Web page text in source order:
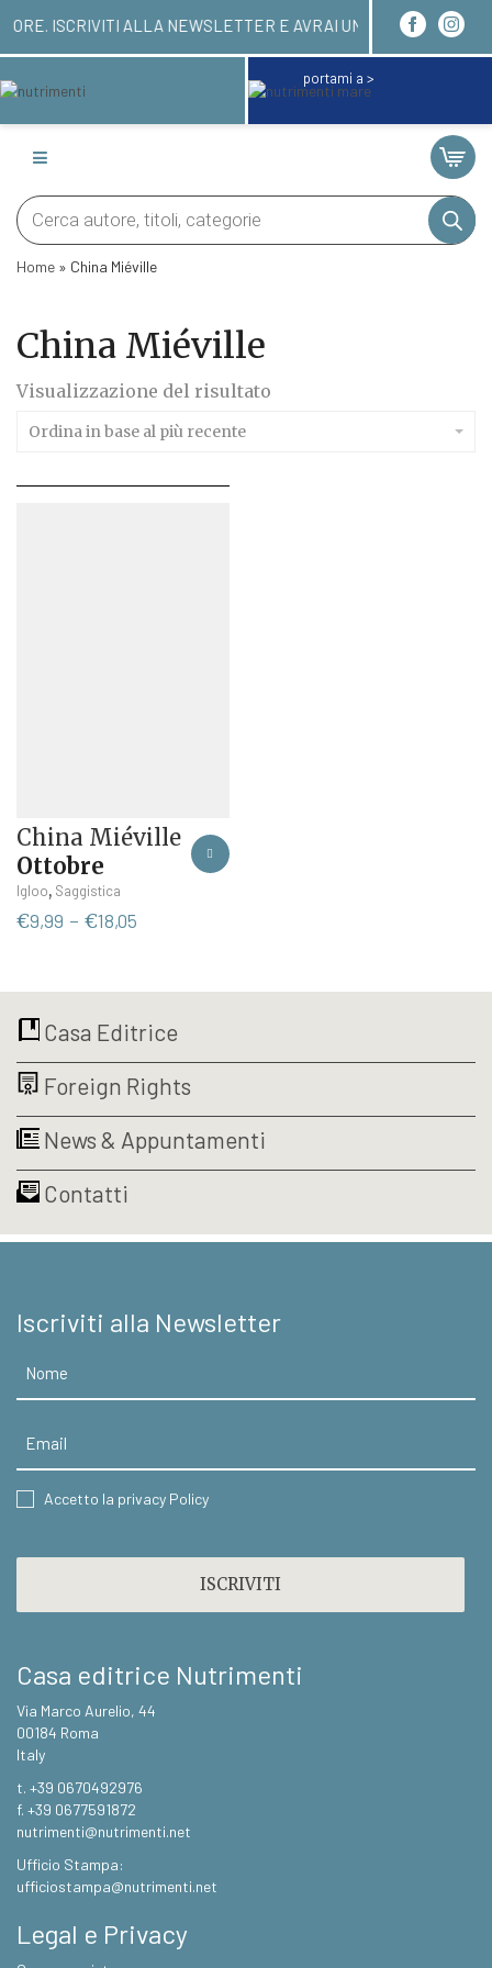
ENTRO 24/48 ORE. ISCRIVITI ALLA
portami a >
Products
search
Home » China Miéville
China Miéville
Visualizzazione del risultato
Ordina in base al più recente
China Miéville
Ottobre
Igloo, Saggistica
prodotto
opzioni
possono
essere
nella
pagina
prodotto
€9,99 - €18,05
da
a
€18,05
Casa Editrice
Foreign Rights
News & Appuntamenti
Contatti
Iscriviti alla Newsletter
CONSENT
Accetto la privacy Policy
Casa editrice Nutrimenti
Via Marco Aurelio, 44
00184 Roma
Italy
t. +39 0670492976
f. +39 0677591872
nutrimenti@nutrimenti.net
Ufficio Stampa:
ufficiostampa@nutrimenti.net
Legal e Privacy